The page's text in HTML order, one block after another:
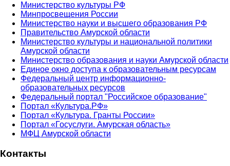
Министерство культуры РФ
Минпросвещения России
Министерство науки и высшего образования РФ
Правительство Амурской области
Министерство культуры и национальной политики
Амурской области
Министерство образования и науки Амурской области
Единое окно доступа к образовательным ресурсам
Федеральный центр информационно-
образовательных ресурсов
Федеральный портал "Российское образование"
Портал «Культура.РФ»
Портал «Культура. Гранты России»
Портал «Госуслуги. Амурская область»
МФЦ Амурской области
Контакты